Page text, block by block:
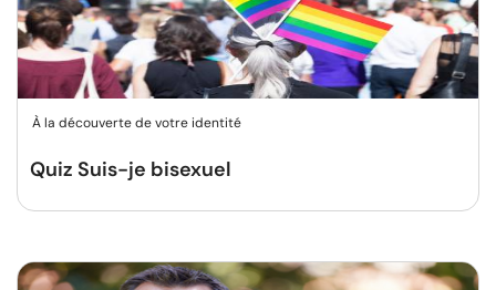
À la découverte de votre identité
Quiz Suis-je bisexuel